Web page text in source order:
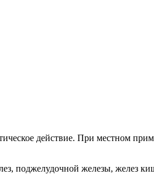
действие. При местном
поджелудочной железы, желез